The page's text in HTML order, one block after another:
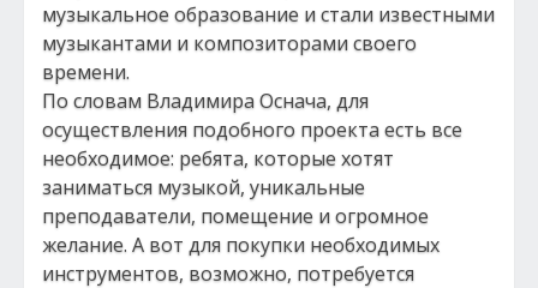
музыкальное образование и стали известными
музыкантами и композиторами своего
времени.
По словам Владимира Оснача, для
осуществления подобного проекта есть все
необходимое: ребята, которые хотят
заниматься музыкой, уникальные
преподаватели, помещение и огромное
желание. А вот для покупки необходимых
инструментов, возможно, потребуется